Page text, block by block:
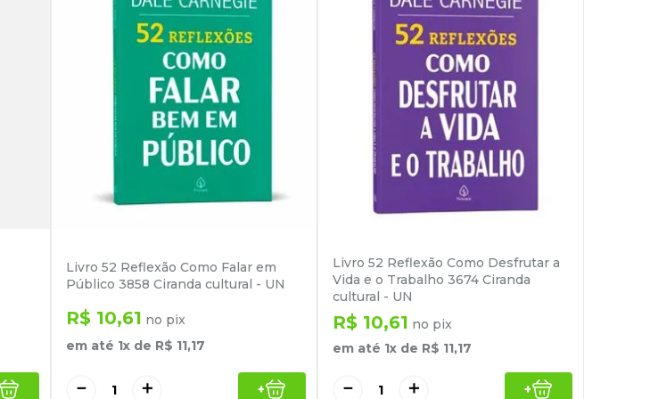
Livro 52 Reflexão Como Falar em
Público 3858 Ciranda cultural - UN
R$ 10,61 no pix
em até 1x de R$ 11,17
＋
－ +
Livro 52 Reflexão Como Desfrutar a
Vida e o Trabalho 3674 Ciranda
cultural - UN
R$ 10,61 no pix
em até 1x de R$ 11,17
＋
－ +